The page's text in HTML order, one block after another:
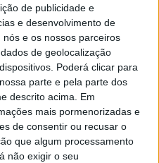
de publicidade e
e desenvolvimento de
e os nossos parceiros
de geolocalização
Poderá clicar para
parte e pela parte dos
descrito acima. Em
mais pormenorizadas e
de consentir ou recusar o
que algum processamento
não exigir o seu
novo modelo, a Jet X, seja
fará parte da família
de 2022 deixou de existir
a qualidade